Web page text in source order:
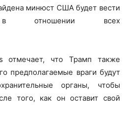
минюст США будет вести
в отношении всех
отмечает, что Трамп также
предполагаемые враги будут
органы, чтобы
того, как он оставит свой